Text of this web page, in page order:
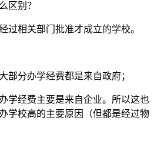
区别？
过相关部门批准才成立的学校。
部分办学经费都是来自政府；
学经费主要是来自企业。所以这也
学校高的主要原因（但都是经过物